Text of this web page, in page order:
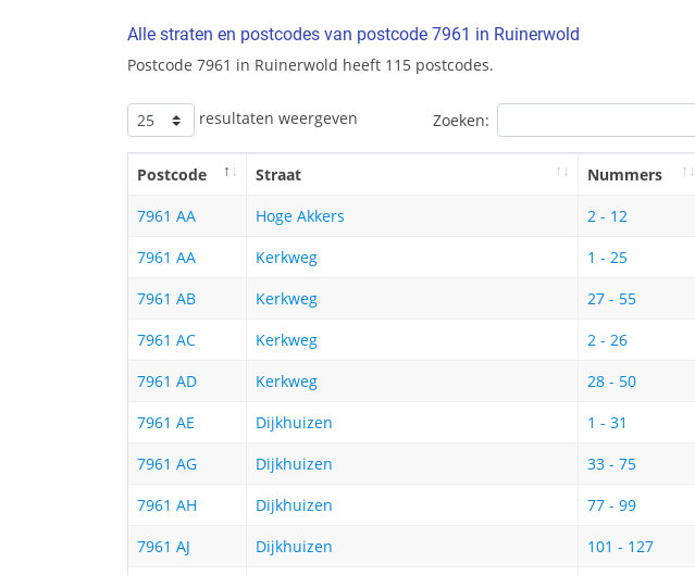
Alle straten en postcodes van postcode 7961 in Ruinerwold
Postcode 7961 in Ruinerwold heeft 115 postcodes.
resultaten weergeven Zoeken:
Postcode Straat
Nummers
7961 AA
Hoge Akkers
2 - 12
7961 AA
Kerkweg
1 - 25
7961 AB
Kerkweg
27 - 55
7961 AC
Kerkweg
2 - 26
7961 AD
Kerkweg
28 - 50
7961 AE
Dijkhuizen
1 - 31
7961 AG
Dijkhuizen
33 - 75
7961 AH
Dijkhuizen
77 - 99
7961 AJ
Dijkhuizen
101 - 127